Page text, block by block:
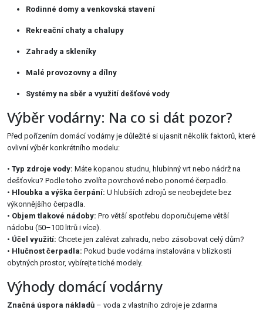
Rodinné domy a venkovská stavení
Rekreační chaty a chalupy
Zahrady a skleníky
Malé provozovny a dílny
Systémy na sběr a využití dešťové vody
Výběr vodárny: Na co si dát pozor?
Před pořízením domácí vodárny je důležité si ujasnit několik faktorů, které
ovlivní výběr konkrétního modelu:
• Typ zdroje vody: Máte kopanou studnu, hlubinný vrt nebo nádrž na
dešťovku? Podle toho zvolíte povrchové nebo ponorné čerpadlo.
• Hloubka a výška čerpání: U hlubších zdrojů se neobejdete bez
výkonnějšího čerpadla.
• Objem tlakové nádoby: Pro větší spotřebu doporučujeme větší
nádobu (50–100 litrů i více).
• Účel využití: Chcete jen zalévat zahradu, nebo zásobovat celý dům?
• Hlučnost čerpadla: Pokud bude vodárna instalována v blízkosti
obytných prostor, vybírejte tiché modely.
Výhody domácí vodárny
Značná úspora nákladů – voda z vlastního zdroje je zdarma